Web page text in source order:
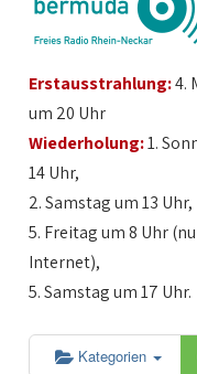
Erstausstrahlung:4.
um 20 Uhr
Wiederholung:1.
14 Uhr,
2. Samstag um 13 Uhr,
5. Freitag um 8 Uhr
Internet),
5. Samstag um 17 Uhr.
Kategorien
1:00
2:00
3:00
5:00
6:00